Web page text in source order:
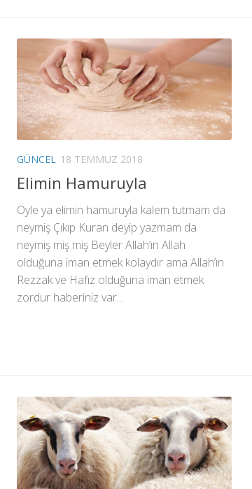
GÜNCEL 18 TEMMUZ 2018
Elimin Hamuruyla
Öyle ya elimin hamuruyla kalem tutmam da
neymiş Çıkıp Kuran deyip yazmam da
neymiş miş miş Beyler Allah’ın Allah
olduğuna iman etmek kolaydır ama Allah’ın
Rezzak ve Hafız olduğuna iman etmek
zordur haberiniz var...